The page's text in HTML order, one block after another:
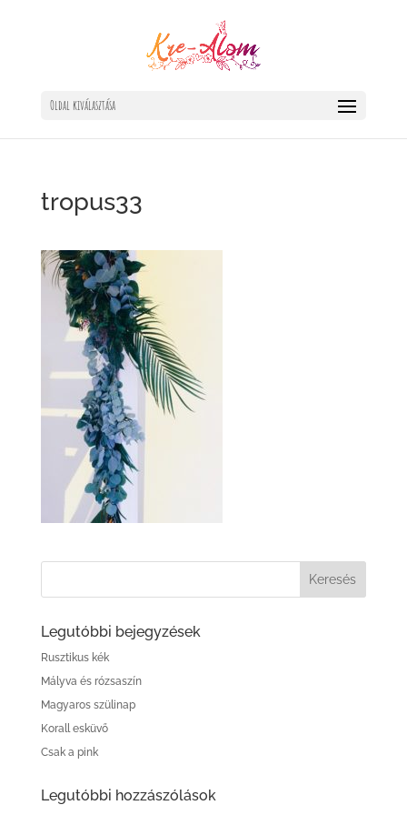
Oldal kiválasztása
tropus33
Legutóbbi bejegyzések
Rusztikus kék
Mályva és rózsaszín
Magyaros szülinap
Korall esküvő
Csak a pink
Legutóbbi hozzászólások